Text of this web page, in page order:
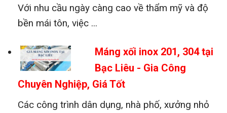
Với nhu cầu ngày càng cao về thẩm mỹ và độ
bền mái tôn, việc ...
Máng xối inox 201, 304 tại
Bạc Liêu - Gia Công
Chuyên Nghiệp, Giá Tốt
Các công trình dân dụng, nhà phố, xưởng nhỏ